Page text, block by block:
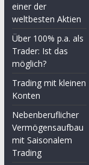
einer der
weltbesten Aktien
Über 100% p.a. als
Trader: Ist das
möglich?
Trading mit kleinen
Konten
Nebenberuflicher
Vermögensaufbau
mit Saisonalem
Trading